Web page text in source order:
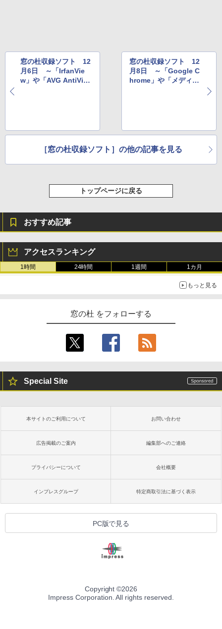
窓の杜収録ソフト 12
月6日 ～「IrfanVie
w」や「AVG AntiViru
窓の杜収録ソフト 12
月8日 ～「Google C
hrome」や「メディバ
［窓の杜収録ソフト］の他の記事を見る
トップページに戻る
おすすめ記事
アクセスランキング
1時間 24時間 1週間 1カ月
もっと見る
窓の杜 をフォローする
Special Site
本サイトのご利用について お問い合わせ
広告掲載のご案内 編集部へのご連絡
プライバシーについて 会社概要
インプレスグループ 特定商取引法に基づく表示
PC版で見る
Copyright ©2026
Impress Corporation. All rights reserved.